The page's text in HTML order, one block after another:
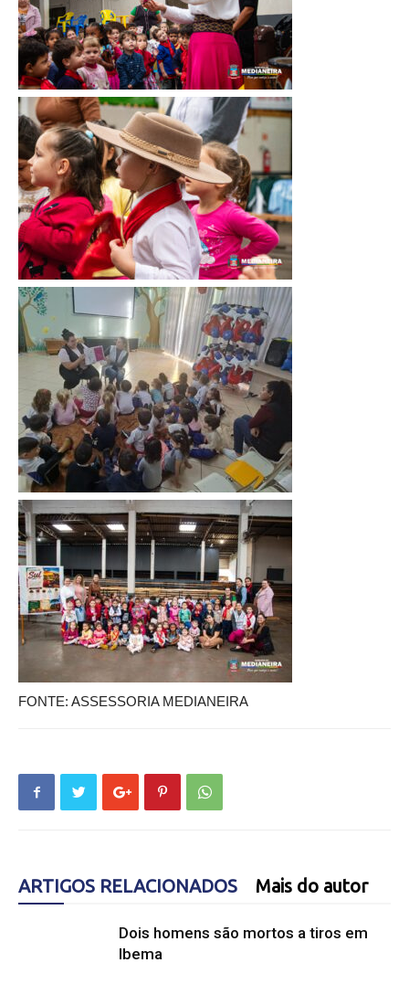
FONTE: ASSESSORIA MEDIANEIRA
ARTIGOS RELACIONADOS Mais do autor
Dois homens são mortos a tiros em
Ibema